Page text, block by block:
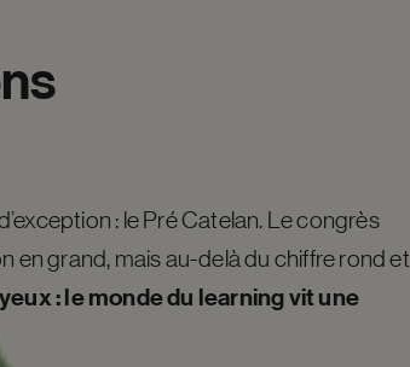
: le Pré Catelan. Le congrès
en grand, mais au-delà du chiffre rond et
: le monde du learning vit une